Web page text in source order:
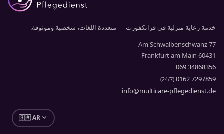
خدمة رعاية منزلية في فرانكفورت — متعددة اللغات، شخصية وموثوقة.
Am Schwalbenschwanz 77
60431 Frankfurt am Main
069 34868356
0162 7297859
(
24/7
)
info@multicare-pflegedienst.de
🇸🇦 ARexpand_more